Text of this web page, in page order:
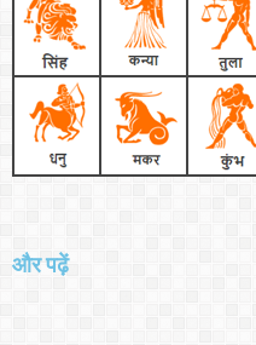
और पढ़ें